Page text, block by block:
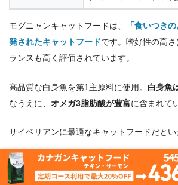
モグニャンキャットフードは、
「食いつき
発されたキャットフードです。嗜好性の高
ランスも高く評価されています。
高品質な白身魚を第1主原料に使用。 白身魚
なうえに、 オメガ3脂肪酸が豊富に含まれて
サイベリアンに最適なキャットフードだとい
また、 着色料や香料は不使用で、猫ちゃん
ンフリー設計なのも嬉しいポイント。体の